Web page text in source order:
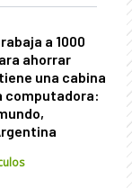
a 1000
ahorrar
una cabina
computadora: